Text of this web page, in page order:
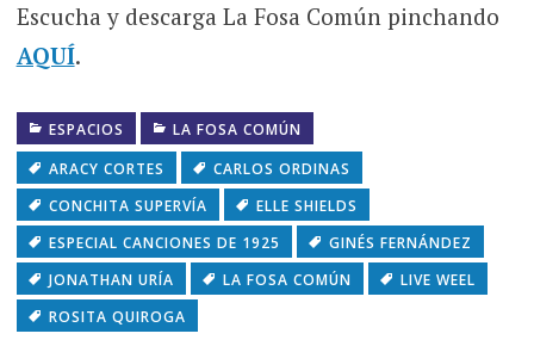
Escucha y descarga La Fosa Común pinchando
AQUÍ.
ESPACIOS
LA FOSA COMÚN
ARACY CORTES
CARLOS ORDINAS
CONCHITA SUPERVÍA
ELLE SHIELDS
ESPECIAL CANCIONES DE 1925
GINÉS FERNÁNDEZ
JONATHAN URÍA
LA FOSA COMÚN
LIVE WEEL
ROSITA QUIROGA